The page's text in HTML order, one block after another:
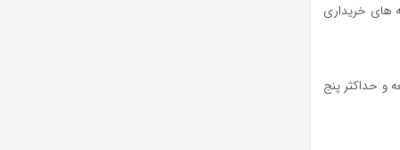
های خریداری
یک قطعه و حداکثر پنج